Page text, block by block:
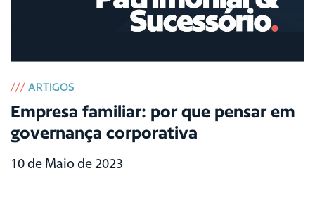
/// ARTIGOS
Empresa familiar: por que pensar em
governança corporativa
10 de Maio de 2023